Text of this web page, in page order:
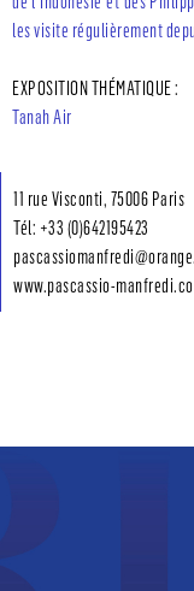
les visite régulièrement
EXPOSITION THÉMATIQUE :
Tanah Air
11 rue Visconti, 75006 Paris
Tél: +33 (0)642195423
www.pascassio-